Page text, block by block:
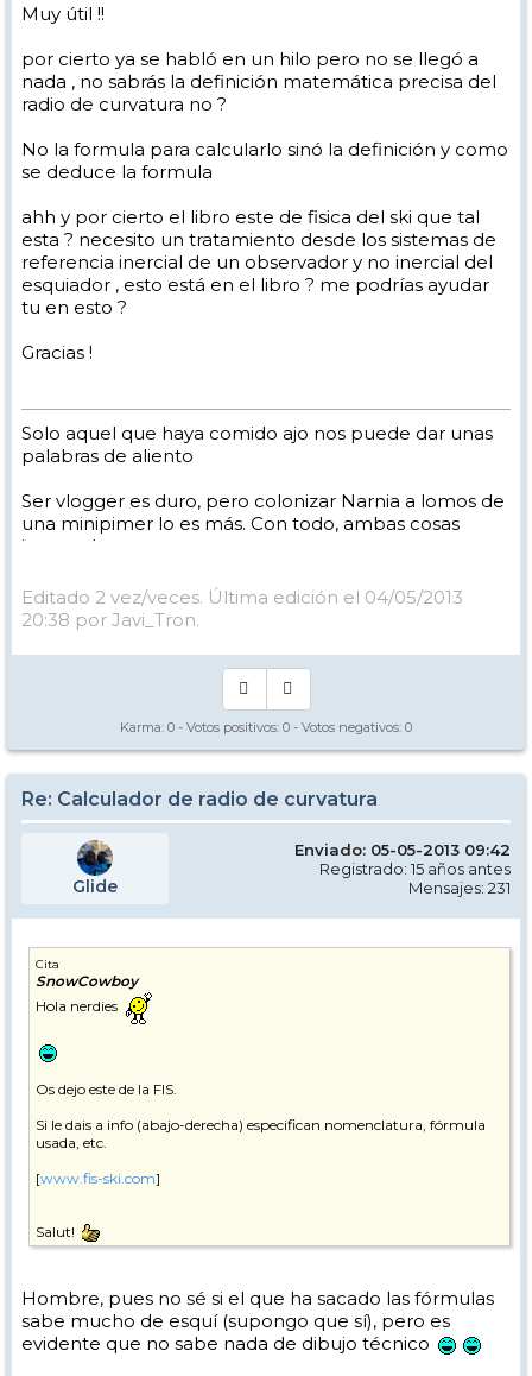
Muy útil !!
por cierto ya se habló en un hilo pero no se llegó a
nada , no sabrás la definición matemática precisa del
radio de curvatura no ?
No la formula para calcularlo sinó la definición y como
se deduce la formula
ahh y por cierto el libro este de fisica del ski que tal
esta ? necesito un tratamiento desde los sistemas de
referencia inercial de un observador y no inercial del
esquiador , esto está en el libro ? me podrías ayudar
tu en esto ?
Gracias !
Solo aquel que haya comido ajo nos puede dar unas
palabras de aliento
Ser vlogger es duro, pero colonizar Narnia a lomos de
una minipimer lo es más. Con todo, ambas cosas
intento hacer.
de la pista
Los caminos del esquí son inescrotables ...
Editado 2 vez/veces. Última edición el 04/05/2013
20:38 por Javi_Tron.
Karma: 0 - Votos positivos: 0 - Votos negativos: 0
Re: Calculador de radio de curvatura
Glide
Enviado: 05-05-2013 09:42
Registrado: 15 años antes
Mensajes: 231
Cita
SnowCowboy
Hola nerdies
Os dejo este de la FIS.
Si le dais a info (abajo-derecha) especifican nomenclatura, fórmula
usada, etc.
[www.fis-ski.com]
Salut!
Hombre, pues no sé si el que ha sacado las fórmulas
sabe mucho de esquí (supongo que sí), pero es
evidente que no sabe nada de dibujo técnico